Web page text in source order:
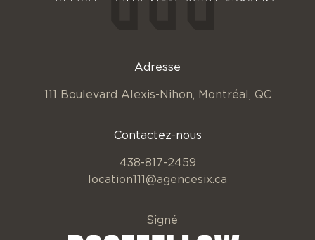
Adresse
111 Boulevard Alexis-Nihon, Montréal, QC
Contactez-nous
438-817-2459
location111@agencesix.ca
Signé